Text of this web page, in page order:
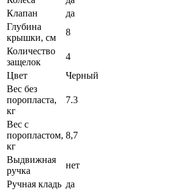
Клапан
да
Глубина
крышки, см
8
Количество
защелок
4
Цвет
Черный
Вес без
поропласта,
кг
7.3
Вес с
поропластом,
кг
8,7
Выдвижная
ручка
нет
Ручная кладь да